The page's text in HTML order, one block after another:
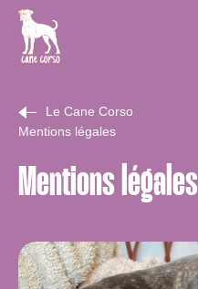
Le Cane Corso
Mentions légales
Mentions légales